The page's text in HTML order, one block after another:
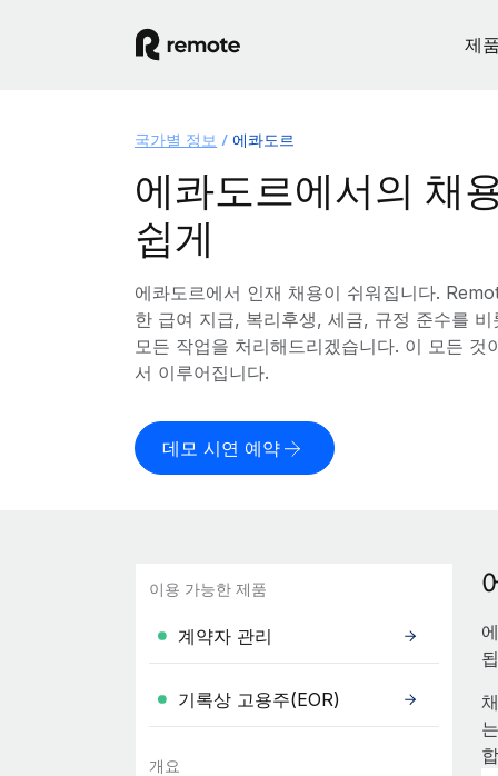
제품
국가별 정보 에콰도르
에콰도르에서의 채
쉽게
에콰도르에서 인재 채용이 쉬워집니다.
한 급여 지급, 복리후생, 세금, 규정 준수를
모든 작업을 처리해드리겠습니다. 이 모든 것
서 이루어집니다.
데모 시연 예약
이용 가능한 제품
계약자 관리
기록상 고용주(EOR)
개요